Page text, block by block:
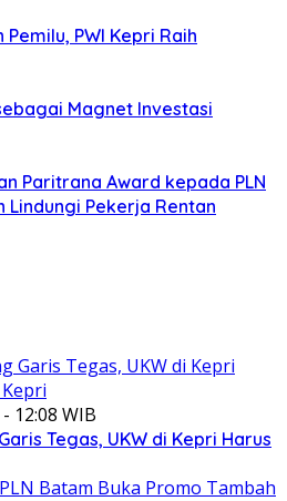
PWI Kepri Raih
Magnet Investasi
Paritrana Award kepada PLN
Lindungi Pekerja Rentan
12:08 WIB
Tegas, UKW di Kepri Harus